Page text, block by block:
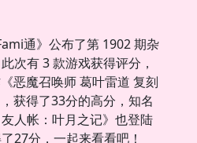
通》公布了第 1902 期杂
次有 3 款游戏获得评分，
恶魔召唤师 葛叶雷道 复刻
获得了33分的高分，知名
人帐：叶月之记》也登陆
27分，一起来看看吧！